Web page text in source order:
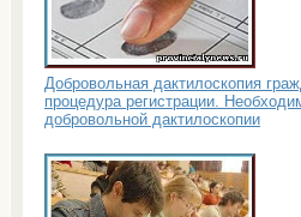
Добровольная дактилоскопия
процедура регистрации.
добровольной дактилоскопии